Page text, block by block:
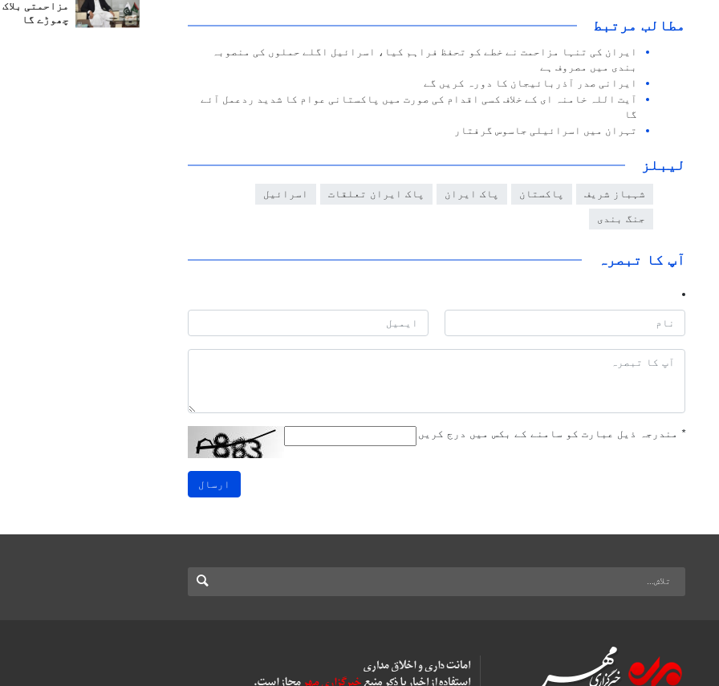
مطالب مرتبط
ایران کی تنہا مزاحمت نے خطے کو تحفظ فراہم کیا، اسرائیل اگلے حملوں کی منصوبہ
بندی میں مصروف ہے
ایرانی صدر آذربائیجان کا دورہ کریں گے
آیت اللہ خامنہ ای کے خلاف کسی اقدام کی صورت میں پاکستانی عوام کا شدید ردعمل آئے
گا
تہران میں اسرائیلی جاسوس گرفتار
لیبلز
شہباز شریف پاکستان پاک ایران پاک ایران تعلقات اسرائیل
جنگ بندی
آپ کا تبصرہ
* مندرجہ ذیل عبارت کو سامنے کے بکس میں درج کریں
ارسال
مزاحمتی
چھوڑے گا